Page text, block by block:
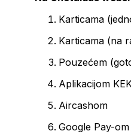
Karticama
Karticama (na
Pouzećem
Aplikacijom
Aircashom
Google Pay-om